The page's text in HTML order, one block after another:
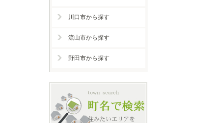
川口市から探す
流山市から探す
野田市から探す